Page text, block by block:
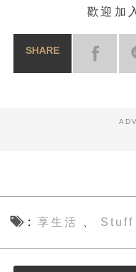
歡迎加
SHARE
享生活 Stuff